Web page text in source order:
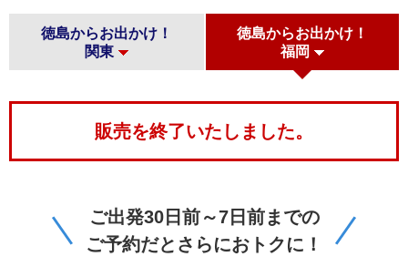
徳島からお出かけ！
関東
徳島からお出かけ！
福岡
販売を終了いたしました。
ご出発30日前～7日前までの
ご予約だとさらにおトクに！